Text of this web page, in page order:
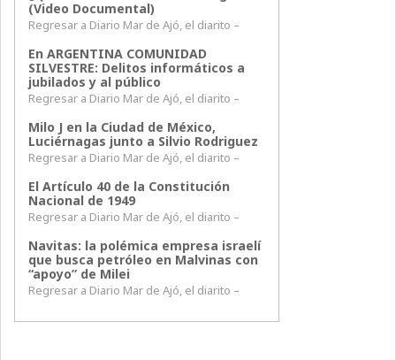
(Video Documental)
Regresar a Diario Mar de Ajó, el diarito –
En ARGENTINA COMUNIDAD
SILVESTRE: Delitos informáticos a
jubilados y al público
Regresar a Diario Mar de Ajó, el diarito –
Milo J en la Ciudad de México,
Luciérnagas junto a Silvio Rodriguez
Regresar a Diario Mar de Ajó, el diarito –
El Artículo 40 de la Constitución
Nacional de 1949
Regresar a Diario Mar de Ajó, el diarito –
Navitas: la polémica empresa israelí
que busca petróleo en Malvinas con
“apoyo” de Milei
Regresar a Diario Mar de Ajó, el diarito –